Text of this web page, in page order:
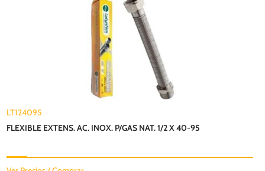
LT124095
FLEXIBLE EXTENS. AC. INOX. P/GAS NAT. 1/2 X 40-95